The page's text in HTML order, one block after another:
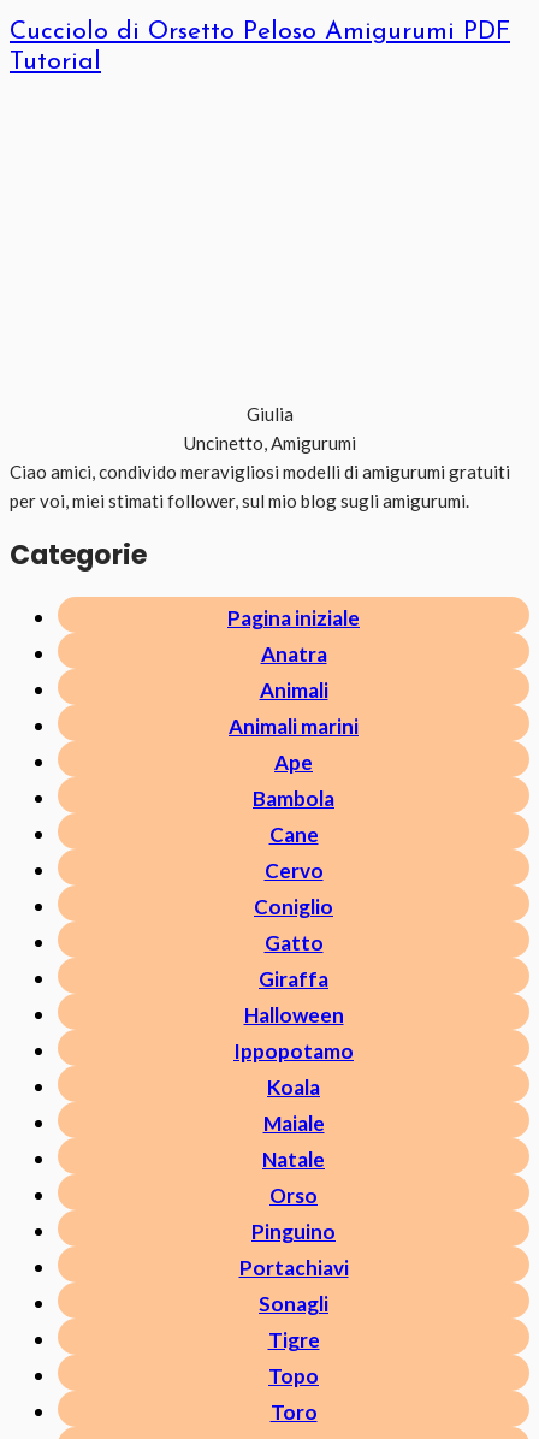
Cucciolo di Orsetto Peloso Amigurumi PDF
Tutorial
Giulia
Uncinetto, Amigurumi
Ciao amici, condivido meravigliosi modelli di amigurumi gratuiti
per voi, miei stimati follower, sul mio blog sugli amigurumi.
Categorie
Pagina iniziale
Anatra
Animali
Animali marini
Ape
Bambola
Cane
Cervo
Coniglio
Gatto
Giraffa
Halloween
Ippopotamo
Koala
Maiale
Natale
Orso
Pinguino
Portachiavi
Sonagli
Tigre
Topo
Toro